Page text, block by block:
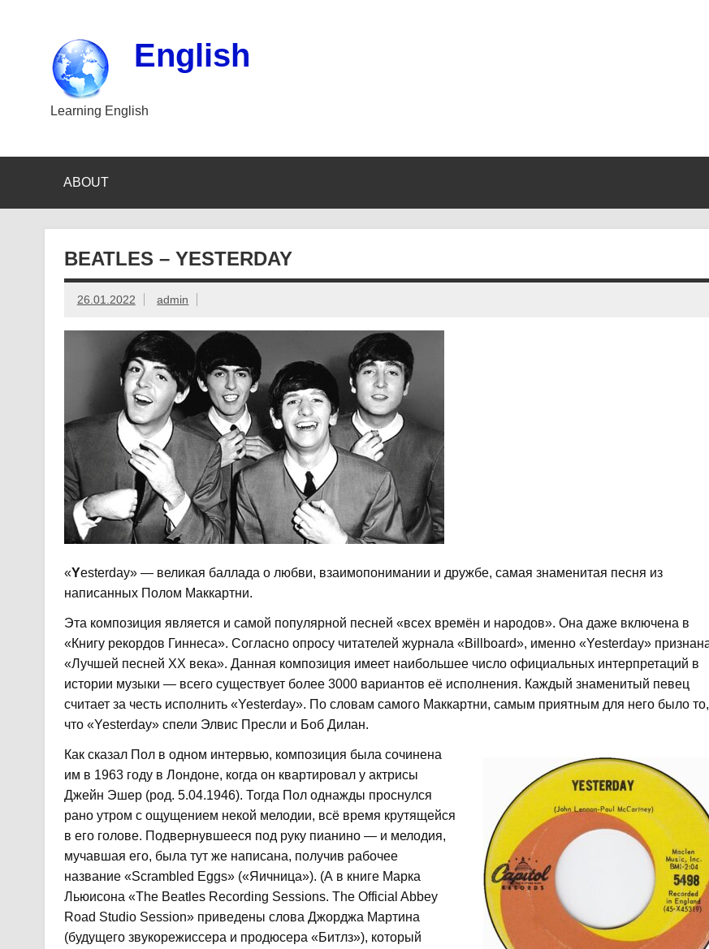
English
Learning English
ABOUT
BEATLES – YESTERDAY
26.01.2022 admin
«Yesterday» — великая баллада о любви, взаимопонимании и дружбе, самая знаменитая песня из
написанных Полом Маккартни.
Эта композиция является и самой популярной песней «всех времён и народов». Она даже включена в
«Книгу рекордов Гиннеса». Согласно опросу читателей журнала «Billboard», именно «Yesterday»
«Лучшей песней ХХ века». Данная композиция имеет наибольшее число официальных интерпретаций в
истории музыки — всего существует более 3000 вариантов её исполнения. Каждый знаменитый певец
считает за честь исполнить «Yesterday». По словам самого Маккартни, самым приятным для него было то,
что «Yesterday» спели Элвис Пресли и Боб Дилан.
Как сказал Пол в одном интервью, композиция была сочинена
им в 1963 году в Лондоне, когда он квартировал у актрисы
Джейн Эшер (род. 5.04.1946). Тогда Пол однажды проснулся
рано утром с ощущением некой мелодии, всё время крутящейся
в его голове. Подвернувшееся под руку пианино — и мелодия,
мучавшая его, была тут же написана, получив рабочее
название «Scrambled Eggs» («Яичница»). (А в книге Марка
Льюисона «The Beatles Recording Sessions. The Official Abbey
Road Studio Session» приведены слова Джорджа Мартина
(будущего звукорежиссера и продюсера «Битлз»), который